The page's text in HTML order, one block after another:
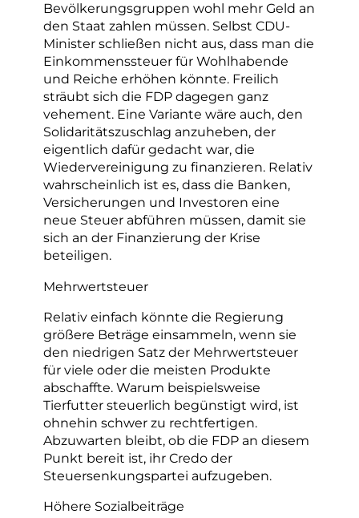
Bevölkerungsgruppen wohl mehr Geld an
den Staat zahlen müssen. Selbst CDU-
Minister schließen nicht aus, dass man die
Einkommenssteuer für Wohlhabende
und Reiche erhöhen könnte. Freilich
sträubt sich die FDP dagegen ganz
vehement. Eine Variante wäre auch, den
Solidaritätszuschlag anzuheben, der
eigentlich dafür gedacht war, die
Wiedervereinigung zu finanzieren. Relativ
wahrscheinlich ist es, dass die Banken,
Versicherungen und Investoren eine
neue Steuer abführen müssen, damit sie
sich an der Finanzierung der Krise
beteiligen.
Mehrwertsteuer
Relativ einfach könnte die Regierung
größere Beträge einsammeln, wenn sie
den niedrigen Satz der Mehrwertsteuer
für viele oder die meisten Produkte
abschaffte. Warum beispielsweise
Tierfutter steuerlich begünstigt wird, ist
ohnehin schwer zu rechtfertigen.
Abzuwarten bleibt, ob die FDP an diesem
Punkt bereit ist, ihr Credo der
Steuersenkungspartei aufzugeben.
Höhere Sozialbeiträge